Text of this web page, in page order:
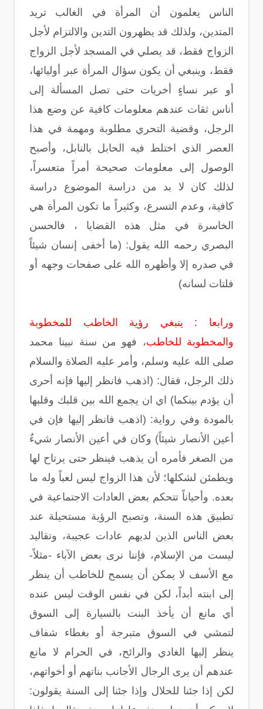
الناس يعلمون أن المرأة في الغالب تريد
المتدين، ولذلك قد يظهرون التدين والالتزام لأجل
الزواج فقط، قد يصلي في المسجد لأجل الزواج
فقط، وينبغي أن يكون سؤال المرأة عبر أوليائها،
أو عبر نساءٍ أخريات حتى تصل المسألة إلى
أناس ثقات عندهم معلومات كافية عن وضع هذا
الرجل، وقضية التحري مطلوبة ومهمة في هذا
العصر الذي اختلط فيه الحابل بالنابل، وأصبح
الوصول إلى معلومات صحيحة أمراً متعسراً،
لذلك كان لا بد من دراسة الموضوع دراسة
كافية، وعدم التسرع، وكثيراً ما تكون المرأة هي
الخاسرة في مثل هذه القضايا ، فالحسن
البصري رحمه الله يقول: (ما أخفى إنسان شيئاً
في صدره إلا وأظهره الله على صفحات وجهه أو
فلتات لسانه)
ورابعا : ينبغي رؤية الخاطب للمخطوبة
والمخطوبة للخاطب، فهو من سنة نبينا محمد
صلى الله عليه وسلم، وأمر عليه الصلاة والسلام
ذلك الرجل، فقال: (اذهب فانظر إليها فإنه أحرى
أن يؤدم بينكما) اي ان يجمع الله بين قلبك وقلبها
بالمودة وفي رواية: (اذهب فانظر إليها فإن في
أعين الأنصار شيئاً) وكان في أعين الأنصار شيءٌ
من الصغر فأمره أن يذهب فينظر حتى يرتاح لها
ويطمئن لشكلها؛ لأن هذا الزواج ليس لعباً وله ما
بعده. وأحياناً تتحكم بعض العادات الاجتماعية في
تطبيق هذه السنة، وتصبح الرؤية مستحيلة عند
بعض الناس الذين لديهم عادات عجيبة، وتقاليد
ليست من الإسلام، فإننا نرى بعض الآباء -مثلاً-
مع الأسف لا يمكن أن يسمح للخاطب أن ينظر
إلى ابنته أبداً، لكن في نفس الوقت ليس عنده
أي مانع أن يأخذ البنت بالسيارة إلى السوق
لتمشي في السوق متبرجة أو بغطاء شفاف
ينظر إليها الغادي والرائح، في الحرام لا مانع
عندهم أن يرى الرجال الأجانب بناتهم أو أخواتهم،
لكن إذا جئنا للحلال وإذا جئنا إلى السنة يقولون: